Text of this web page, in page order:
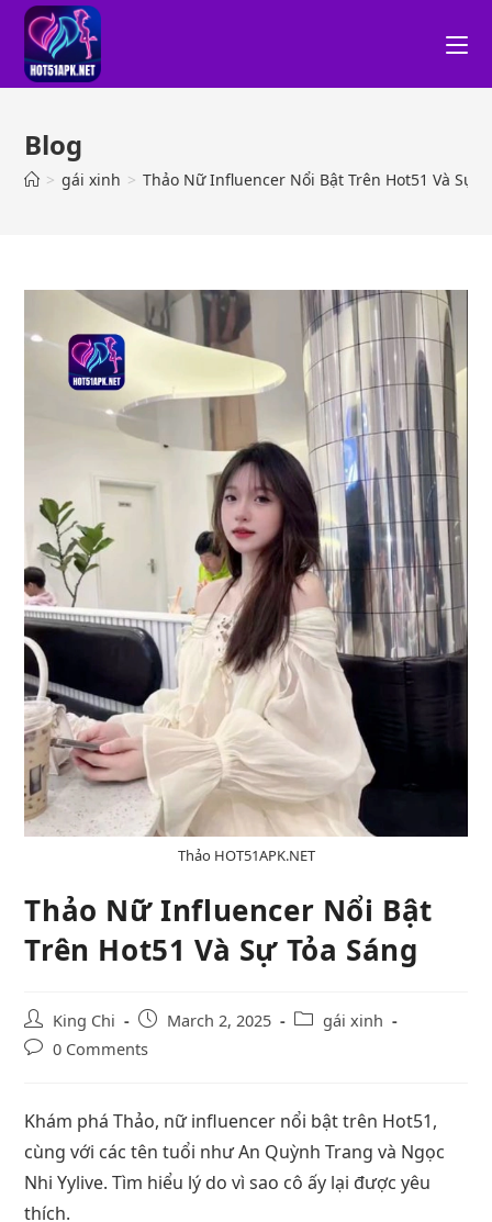
Blog
> gái xinh > Thảo Nữ Influencer Nổi Bật Trên Hot51 Và Sự
Thảo HOT51APK.NET
Thảo Nữ Influencer Nổi Bật
Trên Hot51 Và Sự Tỏa Sáng
King Chi March 2, 2025
gái xinh
0 Comments
Khám phá Thảo, nữ influencer nổi bật trên Hot51,
cùng với các tên tuổi như An Quỳnh Trang và Ngọc
Nhi Yylive. Tìm hiểu lý do vì sao cô ấy lại được yêu
thích.